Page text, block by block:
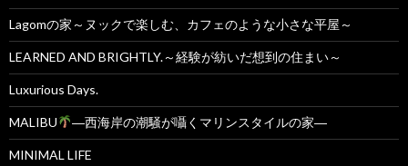
Lagomの家～ヌックで楽しむ、カフェのような小さな平屋～
LEARNED AND BRIGHTLY.～経験が紡いだ想到の住まい～
Luxurious Days.
MALIBU ―西海岸の潮騒が囁くマリンスタイルの家―
MINIMAL LIFE